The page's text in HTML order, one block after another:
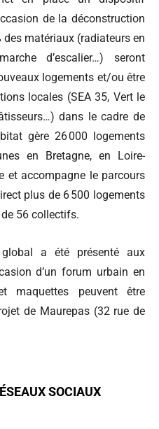
de la déconstruction
des matériaux (radiateurs en
d’escalier…) seront
logements et/ou être
locales (SEA 35, Vert le
dans le cadre de
gère 26 000 logements
en Bretagne, en Loire-
et accompagne le parcours
plus de 6 500 logements
56 collectifs.
a été présenté aux
d’un forum urbain en
maquettes peuvent être
de Maurepas (32 rue de
SOCIAUX